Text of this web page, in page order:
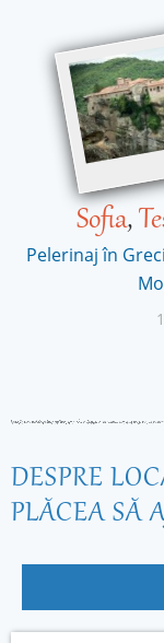
Sofia,
Pelerinaj în
DESPRE
PLĂCEA SĂ